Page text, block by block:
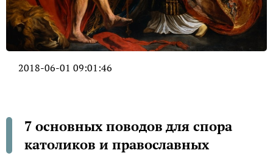
2018-06-01 09:01:46
7 основных поводов для спора
католиков и православных